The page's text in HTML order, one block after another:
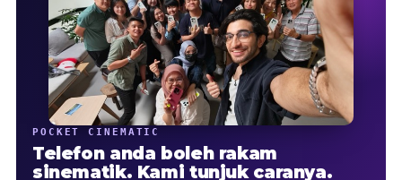
POCKET CINEMATIC
Telefon anda boleh rakam
sinematik. Kami tunjuk caranya.